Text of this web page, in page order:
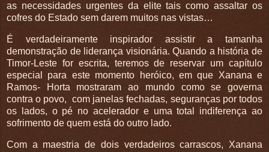
as necessidades urgentes da elite tais como assaltar os
cofres do Estado sem darem muitos nas vistas…
É verdadeiramente inspirador assistir a tamanha
demonstração de liderança visionária. Quando a história de
Timor-Leste for escrita, teremos de reservar um capítulo
especial para este momento heróico, em que Xanana e
Ramos- Horta mostraram ao mundo como se governa
contra o povo, com janelas fechadas, seguranças por todos
os lados, o pé no acelerador e uma total indiferença ao
sofrimento de quem está do outro lado.
Com a maestria de dois verdadeiros carrascos, Xanana